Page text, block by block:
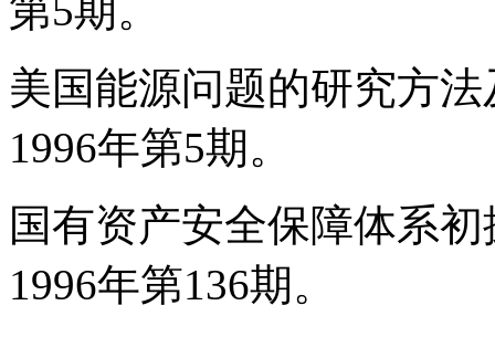
第5期。
美国能源问题的研究方
1996年第5期。
国有资产安全保障体系
1996年第136期。